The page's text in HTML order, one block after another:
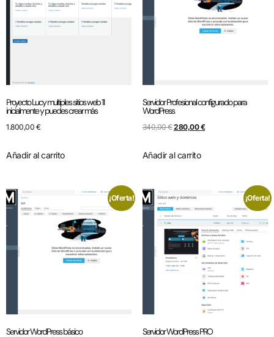
Proyecto Lucy multiples sitios web 11
inicialmente y puedes crear más
1.800,00 €
Añadir al carrito
Servidor Profesional configurado para
WordPress
340,00€280,00€
Añadir al carrito
¡Oferta!
Servidor WordPress básico
¡Oferta!
Servidor WordPress PRO